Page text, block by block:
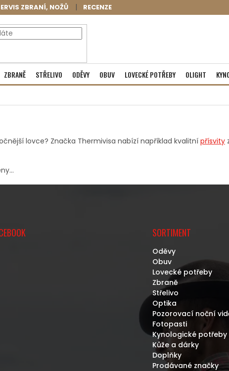
ZBRANÍ, NOŽŮ RECENZE
NÁKUPNÍ
KOŠÍK
Prázdný košík
ZBRANĚ STŘELIVO ODĚVY OBUV LOVECKÉ POTŘEBY OLIGHT
lovce? Značka Thermivisa nabízí například kvalitní přísvity
SORTIMENT
Oděvy
Obuv
Lovecké potřeby
Zbraně
Střelivo
Optika
Pozorovací noční
Fotopasti
Kynologické potřeby
Kůže a dárky
Doplňky
Prodávané značky